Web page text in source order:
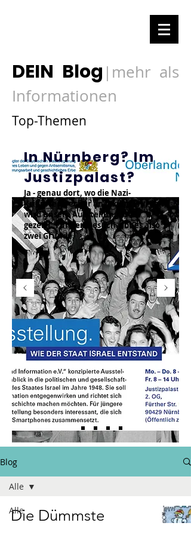
DEIN Blog | mehr als
Informationen
Top-Themen
In Nürnberg? Im
Justizpalast?
Ja - genau dort, wo die Nazi-
Kriegsverbrecher angeklagt wurden,
wird unsere Ausstellung 1948
gezeigt. Für den Besuch gibt es also
zwei Gründe.
Blog
Alle
Alle
Die Dümmste